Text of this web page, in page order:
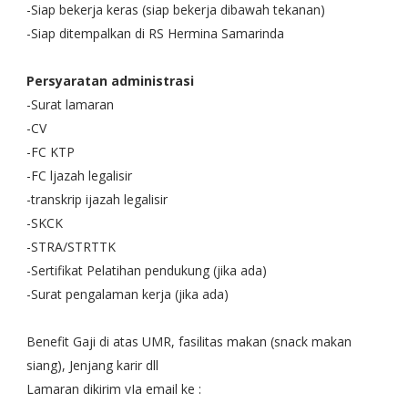
-Siap bekerja keras (siap bekerja dibawah tekanan)
-Siap ditempalkan di RS Hermina Samarinda
Persyaratan administrasi
-Surat lamaran
-CV
-FC KTP
-FC ljazah legalisir
-transkrip ijazah legalisir
-SKCK
-STRA/STRTTK
-Sertifikat Pelatihan pendukung (jika ada)
-Surat pengalaman kerja (jika ada)
Benefit Gaji di atas UMR, fasilitas makan (snack makan
siang), Jenjang karir dll
Lamaran dikirim vIa email ke :